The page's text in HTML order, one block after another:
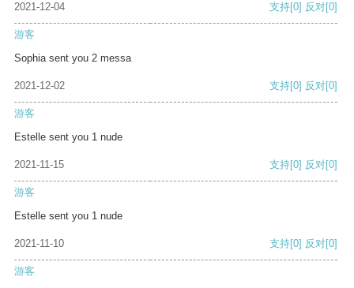
2021-12-04 支持[0] 反对[0]
游客
Sophia sent you 2 messa
2021-12-02 支持[0] 反对[0]
游客
Estelle sent you 1 nude
2021-11-15 支持[0] 反对[0]
游客
Estelle sent you 1 nude
2021-11-10 支持[0] 反对[0]
游客